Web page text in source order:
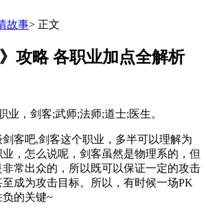
故事> 正文
攻略 各职业加点全解析
，剑客;武师;法师;道士;医生。
吧,剑客这个职业，多半可以理解为
，怎么说呢，剑客虽然是物理系的，但
常出众的，所以既可以保证一定的攻击
成为攻击目标。所以，有时候一场PK
的关键~